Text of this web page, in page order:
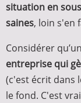
situation en
saines, loin s'en
Considérer
entreprise qui
(c'est écrit dans
le fond. C'est